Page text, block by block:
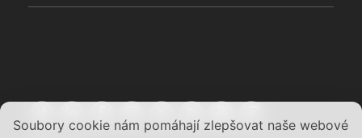
Soubory cookie nám pomáhají zlepšovat naše webové